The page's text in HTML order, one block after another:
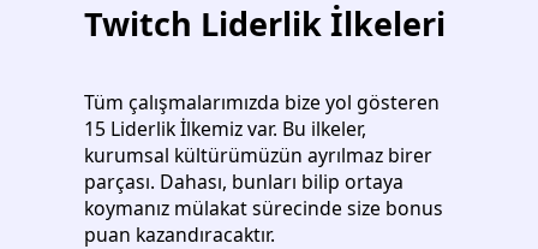
Twitch Liderlik İlkeleri
Tüm çalışmalarımızda bize yol gösteren
15 Liderlik İlkemiz var. Bu ilkeler,
kurumsal kültürümüzün ayrılmaz birer
parçası. Dahası, bunları bilip ortaya
koymanız mülakat sürecinde size bonus
puan kazandıracaktır.